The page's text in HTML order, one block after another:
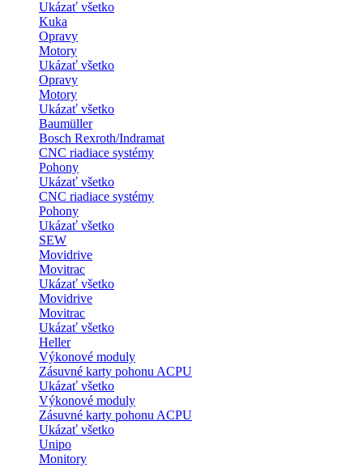
Ukázať všetko
Kuka
Opravy
Motory
Ukázať všetko
Opravy
Motory
Ukázať všetko
Baumüller
Bosch Rexroth/Indramat
CNC riadiace systémy
Pohony
Ukázať všetko
CNC riadiace systémy
Pohony
Ukázať všetko
SEW
Movidrive
Movitrac
Ukázať všetko
Movidrive
Movitrac
Ukázať všetko
Heller
Výkonové moduly
Zásuvné karty pohonu ACPU
Ukázať všetko
Výkonové moduly
Zásuvné karty pohonu ACPU
Ukázať všetko
Unipo
Monitory